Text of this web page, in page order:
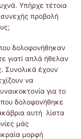
Υπήρχε τέτοια
προβολή
δολοφονήθηκαν
γιατί απλά ήθελαν
Συνολικά έχουν
να
για το
δολοφονήθηκε
αυτή λίστα
μάς
μορφή